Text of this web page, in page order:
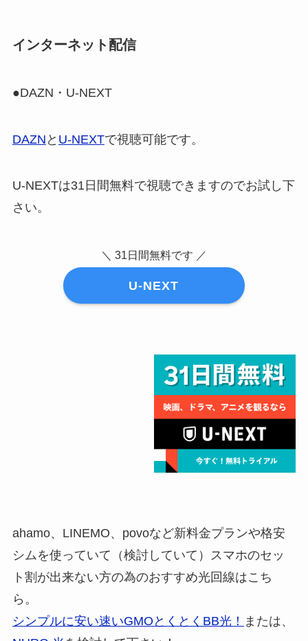
インターネット配信
●DAZN・U-NEXT
DAZN と U-NEXTで視聴可能です。
U-NEXTは31日間無料で視聴できますのでお試し下
さい。
＼ 31日間無料です ／
U-NEXT
ahamo、LINEMO、povoなど新料金プランや格安
シムを使っていて（検討していて）スマホのセッ
ト割が出来ない方の為のおすすめ光回線はこち
ら。
シンプルに安い速いGMOとくとくBB光！ または、